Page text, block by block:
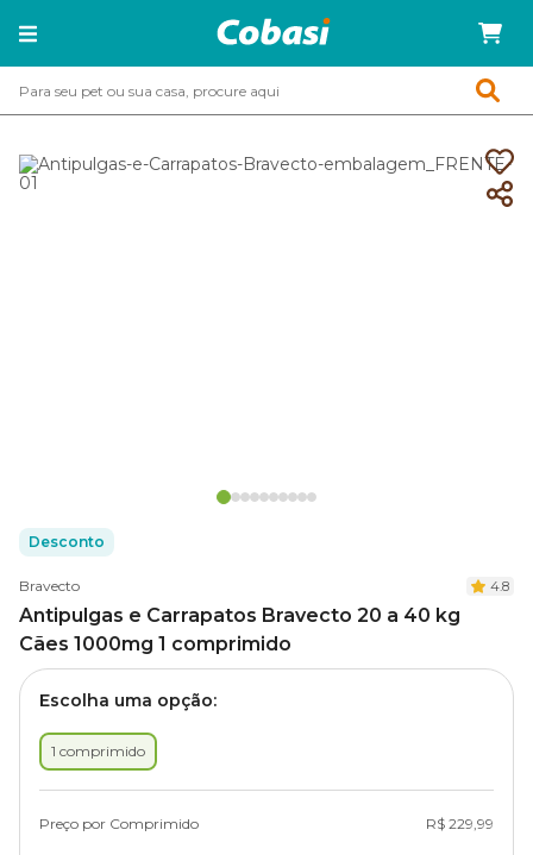
Desconto
Bravecto 4.8
Antipulgas e Carrapatos Bravecto 20 a 40 kg
Cães 1000mg 1 comprimido
Escolha uma opção:
1 comprimido
Preço por Comprimido R$ 229,99